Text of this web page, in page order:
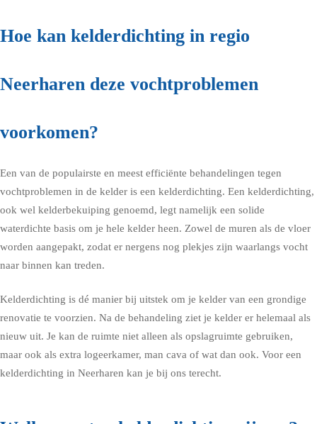
Hoe kan kelderdichting in regio
Neerharen deze vochtproblemen
voorkomen?
Een van de populairste en meest efficiënte behandelingen tegen
vochtproblemen in de kelder is een kelderdichting. Een kelderdichting,
ook wel kelderbekuiping genoemd, legt namelijk een solide
waterdichte basis om je hele kelder heen. Zowel de muren als de vloer
worden aangepakt, zodat er nergens nog plekjes zijn waarlangs vocht
naar binnen kan treden.
Kelderdichting is dé manier bij uitstek om je kelder van een grondige
renovatie te voorzien. Na de behandeling ziet je kelder er helemaal als
nieuw uit. Je kan de ruimte niet alleen als opslagruimte gebruiken,
maar ook als extra logeerkamer, man cava of wat dan ook. Voor een
kelderdichting in Neerharen kan je bij ons terecht.